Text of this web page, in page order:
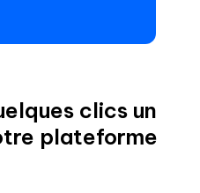
clics un
plateforme